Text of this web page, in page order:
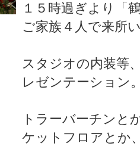
１５時過ぎより「
ご家族４人で来所
スタジオの内装等
レゼンテーション
トラーバーチンと
ケットフロアとか